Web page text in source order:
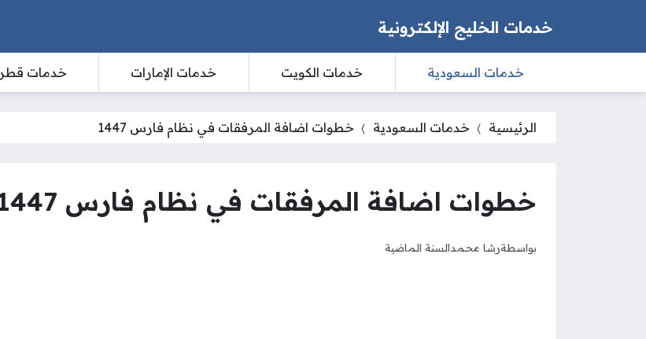
خدمات الخليج الإلكترونية
خدمات السعودية خدمات الكويت خدمات الإمارات خدمات قطر
الرئيسية خدمات السعودية خطوات اضافة المرفقات في نظام فارس 1447
خطوات اضافة المرفقات في نظام فارس 1447
بواسطةرشا محمدالسنة الماضية